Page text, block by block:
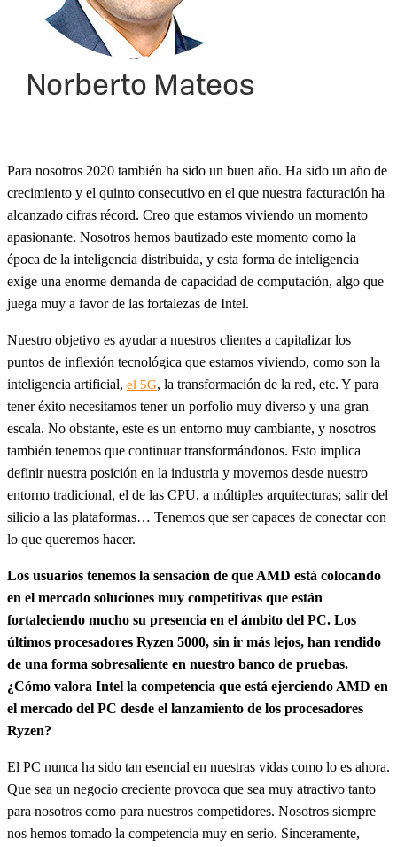
Para nosotros 2020 también ha sido un buen año. Ha sido un año de
crecimiento y el quinto consecutivo en el que nuestra facturación ha
alcanzado cifras récord. Creo que estamos viviendo un momento
apasionante. Nosotros hemos bautizado este momento como la
época de la inteligencia distribuida, y esta forma de inteligencia
exige una enorme demanda de capacidad de computación, algo que
juega muy a favor de las fortalezas de Intel.
Nuestro objetivo es ayudar a nuestros clientes a capitalizar los
puntos de inflexión tecnológica que estamos viviendo, como son la
inteligencia artificial, el 5G, la transformación de la red, etc. Y para
tener éxito necesitamos tener un porfolio muy diverso y una gran
escala. No obstante, este es un entorno muy cambiante, y nosotros
también tenemos que continuar transformándonos. Esto implica
definir nuestra posición en la industria y movernos desde nuestro
entorno tradicional, el de las CPU, a múltiples arquitecturas; salir del
silicio a las plataformas… Tenemos que ser capaces de conectar con
lo que queremos hacer.
Los usuarios tenemos la sensación de que AMD está colocando
en el mercado soluciones muy competitivas que están
fortaleciendo mucho su presencia en el ámbito del PC. Los
últimos procesadores Ryzen 5000, sin ir más lejos, han rendido
de una forma sobresaliente en nuestro banco de pruebas.
¿Cómo valora Intel la competencia que está ejerciendo AMD en
el mercado del PC desde el lanzamiento de los procesadores
Ryzen?
El PC nunca ha sido tan esencial en nuestras vidas como lo es ahora.
Que sea un negocio creciente provoca que sea muy atractivo tanto
para nosotros como para nuestros competidores. Nosotros siempre
nos hemos tomado la competencia muy en serio. Sinceramente,